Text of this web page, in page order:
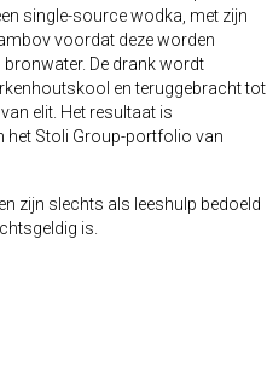
single-source wodka, met zijn
voordat deze worden
De drank wordt
en teruggebracht tot
elit. Het resultaat is
het Stoli Group-portfolio van
zijn slechts als leeshulp bedoeld
is.